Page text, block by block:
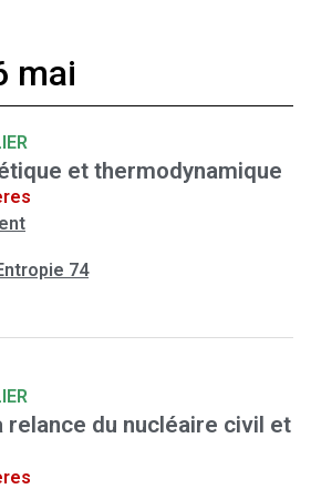
mai
et thermodynamique
74
relance du nucléaire civil et